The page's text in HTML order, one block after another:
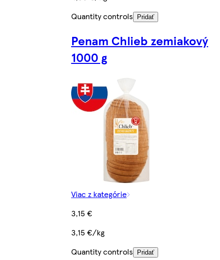
Quantity controls
Pridať
Penam Chlieb zemiakový
1000 g
Viac z kategórie
3,15 €
3,15 €/kg
Quantity controls
Pridať